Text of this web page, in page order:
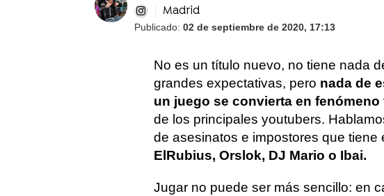
Madrid
Publicado: 02 de septiembre de 2020, 17:13
No es un título nuevo, no tiene nada
grandes expectativas, pero nada de
un juego se convierta en fenómeno
de los principales youtubers.
de asesinatos e impostores que
ElRubius, Orslok, DJ Mario o Ibai.
Jugar no puede ser más sencillo: en